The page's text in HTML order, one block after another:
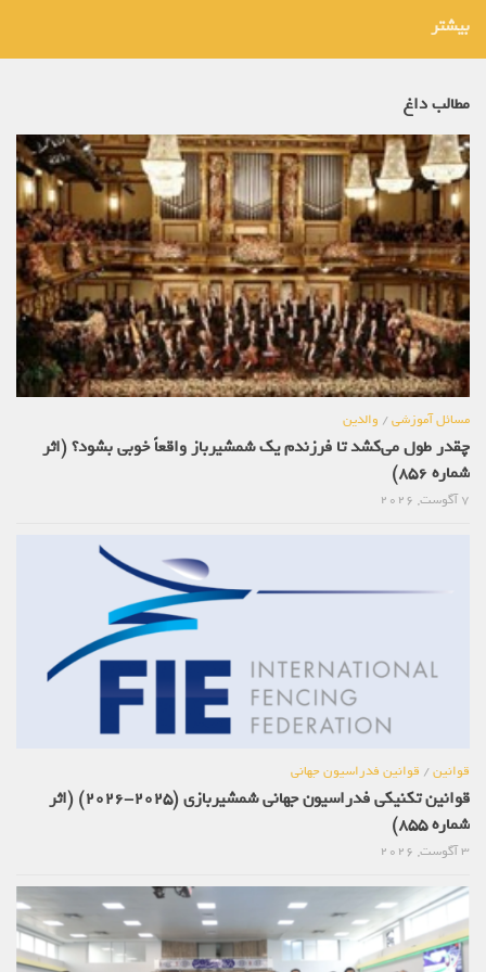
بیشتر
مطالب داغ
مسائل آموزشی/والدین
چقدر طول می‌کشد تا فرزندم یک شمشیرباز واقعاً خوبی بشود؟ (اثر
شماره 856)
قوانین/قوانین فدراسیون جهانی
قوانین تکنیکی فدراسیون جهانی شمشیربازی (2025-2026) (اثر
شماره 855)